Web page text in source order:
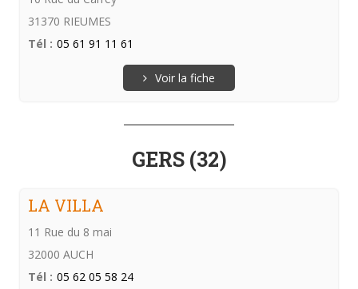
31370 RIEUMES
Tél : 05 61 91 11 61
Voir la fiche
GERS (32)
LA VILLA
11 Rue du 8 mai
32000 AUCH
Tél : 05 62 05 58 24